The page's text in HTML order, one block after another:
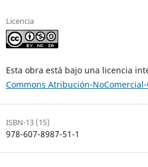
Licencia
Esta obra está bajo una licencia
Commons Atribución-
ISBN-13 (15)
978-607-8987-51-1